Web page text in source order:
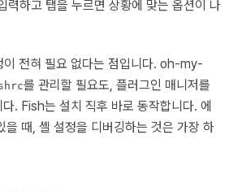
력하고 탭을 누르면 상황에 맞는 옵션이 나
이 전혀 필요 없다는 점입니다. oh-my-
를 관리할 필요도, 플러그인 매니저를
. Fish는 설치 직후 바로 동작합니다. 에
을 때, 셸 설정을 디버깅하는 것은 가장 하